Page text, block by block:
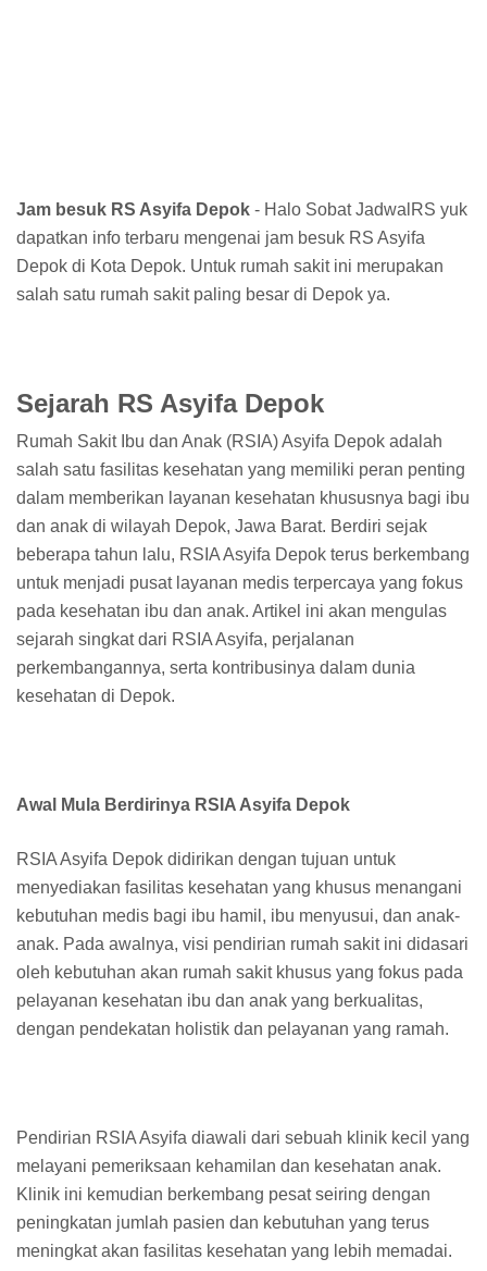
Jam besuk RS Asyifa Depok - Halo Sobat JadwalRS yuk
dapatkan info terbaru mengenai jam besuk RS Asyifa
Depok di Kota Depok. Untuk rumah sakit ini merupakan
salah satu rumah sakit paling besar di Depok ya.
Sejarah RS Asyifa Depok
Rumah Sakit Ibu dan Anak (RSIA) Asyifa Depok adalah
salah satu fasilitas kesehatan yang memiliki peran penting
dalam memberikan layanan kesehatan khususnya bagi ibu
dan anak di wilayah Depok, Jawa Barat. Berdiri sejak
beberapa tahun lalu, RSIA Asyifa Depok terus berkembang
untuk menjadi pusat layanan medis terpercaya yang fokus
pada kesehatan ibu dan anak. Artikel ini akan mengulas
sejarah singkat dari RSIA Asyifa, perjalanan
perkembangannya, serta kontribusinya dalam dunia
kesehatan di Depok.
Awal Mula Berdirinya RSIA Asyifa Depok
RSIA Asyifa Depok didirikan dengan tujuan untuk
menyediakan fasilitas kesehatan yang khusus menangani
kebutuhan medis bagi ibu hamil, ibu menyusui, dan anak-
anak. Pada awalnya, visi pendirian rumah sakit ini didasari
oleh kebutuhan akan rumah sakit khusus yang fokus pada
pelayanan kesehatan ibu dan anak yang berkualitas,
dengan pendekatan holistik dan pelayanan yang ramah.
Pendirian RSIA Asyifa diawali dari sebuah klinik kecil yang
melayani pemeriksaan kehamilan dan kesehatan anak.
Klinik ini kemudian berkembang pesat seiring dengan
peningkatan jumlah pasien dan kebutuhan yang terus
meningkat akan fasilitas kesehatan yang lebih memadai.